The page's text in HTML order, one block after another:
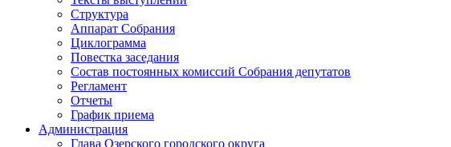
Структура
Аппарат Собрания
Циклограмма
Повестка заседания
Состав постоянных комиссий Собрания депутатов
Регламент
Отчеты
График приема
Администрация
Глава Озерского городского округа